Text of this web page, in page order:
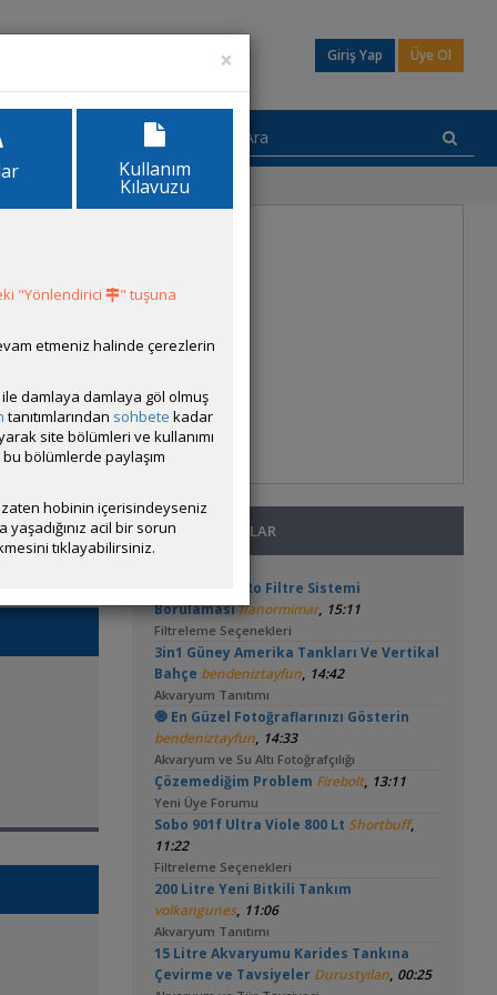
Giriş Yap Üye Ol
SON MESAJLAR
3'lü Kartuş + Ro Filtre Sistemi
Borulamasıflanormimar, 15:11
Filtreleme Seçenekleri
3in1 Güney Amerika Tankları Ve Vertikal
Bahçe bendeniztayfun, 14:42
Akvaryum Tanıtımı
🧿 En Güzel Fotoğraflarınızı Gösterin
bendeniztayfun, 14:33
Akvaryum ve Su Altı Fotoğrafçılığı
Çözemediğim Problem Firebolt, 13:11
Yeni Üye Forumu
Sobo 901f Ultra Viole 800 Lt Shortbuff,
11:22
Filtreleme Seçenekleri
200 Litre Yeni Bitkili Tankım
volkangunes, 11:06
Akvaryum Tanıtımı
15 Litre Akvaryumu Karides Tankına
Çevirme ve Tavsiyeler Durustyilan, 00:25
×
Kullanım
Kılavuzu
"Yönlendirici
" tuşuna
etmeniz halinde çerezlerin
ile damlaya damlaya göl olmuş
tanıtımlarından sohbete kadar
site bölümleri ve kullanımı
bölümlerde paylaşım
hobinin içerisindeyseniz
acil bir sorun
tıklayabilirsiniz.